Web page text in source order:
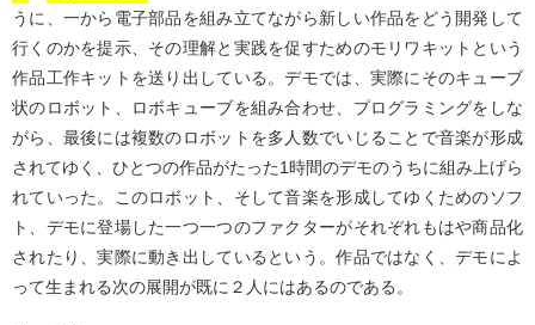
うに、一から電子部品を組み立てながら新しい作品をどう開発して
行くのかを提示、その理解と実践を促すためのモリワキットという
作品工作キットを送り出している。デモでは、実際にそのキューブ
状のロボット、ロボキューブを組み合わせ、プログラミングをしな
がら、最後には複数のロボットを多人数でいじることで音楽が形成
されてゆく、ひとつの作品がたった1時間のデモのうちに組み上げら
れていった。このロボット、そして音楽を形成してゆくためのソフ
ト、デモに登場した一つ一つのファクターがそれぞれもはや商品化
されたり、実際に動き出しているという。作品ではなく、デモによ
って生まれる次の展開が既に２人にはあるのである。